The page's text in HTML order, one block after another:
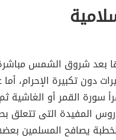
بعد شروق الشمس
دون تكبيرة الإحرام،
القمر أو الغاشية
المفيدة التى تتعلق
يصافح المسلمين